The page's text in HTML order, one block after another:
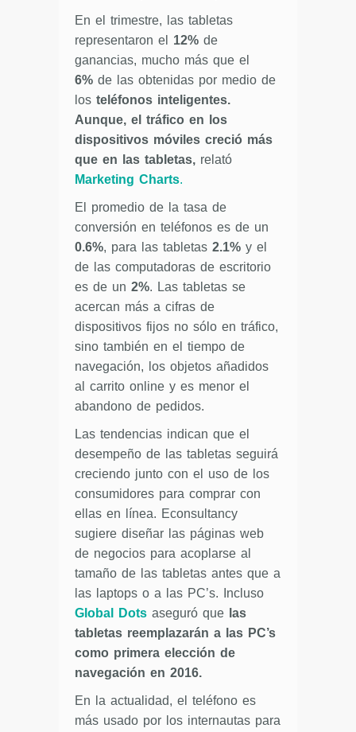
En el trimestre, las tabletas
representaron el 12% de
ganancias, mucho más que el
6% de las obtenidas por medio de
los teléfonos inteligentes.
Aunque, el tráfico en los
dispositivos móviles creció más
que en las tabletas, relató
Marketing Charts.
El promedio de la tasa de
conversión en teléfonos es de un
0.6%, para las tabletas 2.1% y el
de las computadoras de escritorio
es de un 2%. Las tabletas se
acercan más a cifras de
dispositivos fijos no sólo en tráfico,
sino también en el tiempo de
navegación, los objetos añadidos
al carrito online y es menor el
abandono de pedidos.
Las tendencias indican que el
desempeño de las tabletas seguirá
creciendo junto con el uso de los
consumidores para comprar con
ellas en línea. Econsultancy
sugiere diseñar las páginas web
de negocios para acoplarse al
tamaño de las tabletas antes que a
las laptops o a las PC’s. Incluso
Global Dots aseguró que las
tabletas reemplazarán a las PC’s
como primera elección de
navegación en 2016.
En la actualidad, el teléfono es
más usado por los internautas para